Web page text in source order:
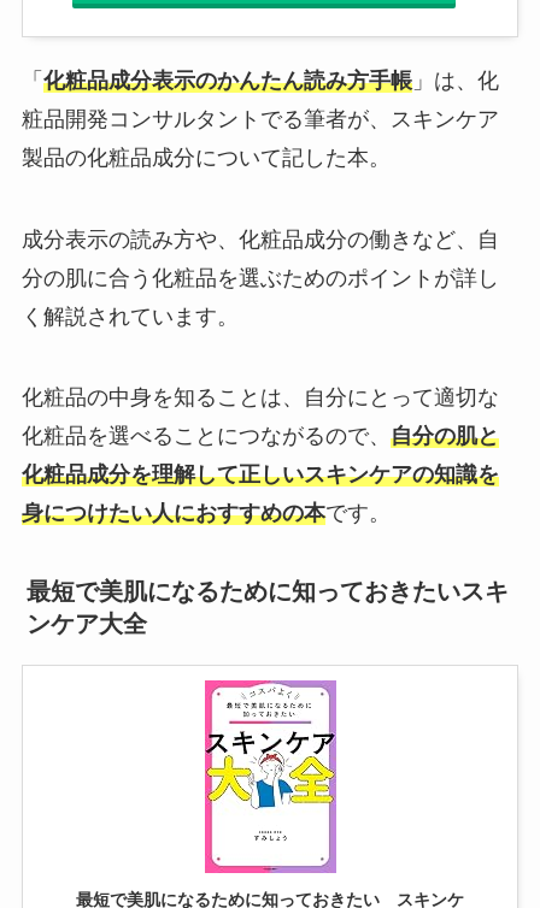
「 化粧品成分表示のかんたん読み方手帳」は、化
粧品開発コンサルタントでる筆者が、スキンケア
製品の化粧品成分について記した本。
成分表示の読み方や、化粧品成分の働きなど、自
分の肌に合う化粧品を選ぶためのポイントが詳し
く解説されています。
化粧品の中身を知ることは、自分にとって適切な
化粧品を選べることにつながるので、 自分の肌と
化粧品成分を理解して正しいスキンケアの知識を
身につけたい人におすすめの本です。
最短で美肌になるために知っておきたいスキ
ンケア大全
最短で美肌になるために知っておきたい スキンケ